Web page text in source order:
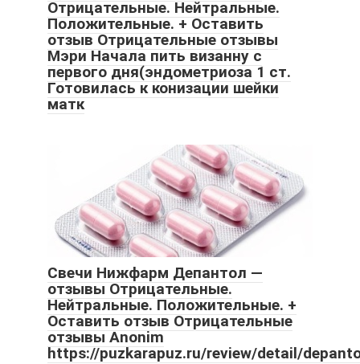
Отрицательные. Нейтральные.
Положительные. + Оставить
отзыв Отрицательные отзывы
Мэри Начала пить визанну с
первого дня(эндометриоза 1 ст.
Готовилась к конизации шейки
матк
Свечи Нижфарм Депантол —
отзывы Отрицательные.
Нейтральные. Положительные. +
Оставить отзыв Отрицательные
отзывы Anonim
https://puzkarapuz.ru/review/detail/